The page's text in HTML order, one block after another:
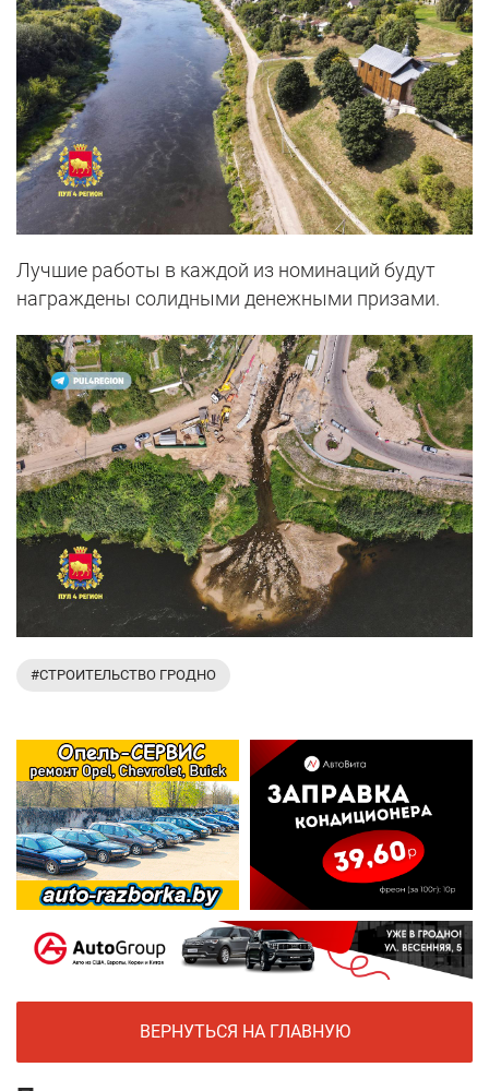
Лучшие работы в каждой из номинаций будут
награждены солидными денежными призами.
#СТРОИТЕЛЬСТВО ГРОДНО
ВЕРНУТЬСЯ НА ГЛАВНУЮ